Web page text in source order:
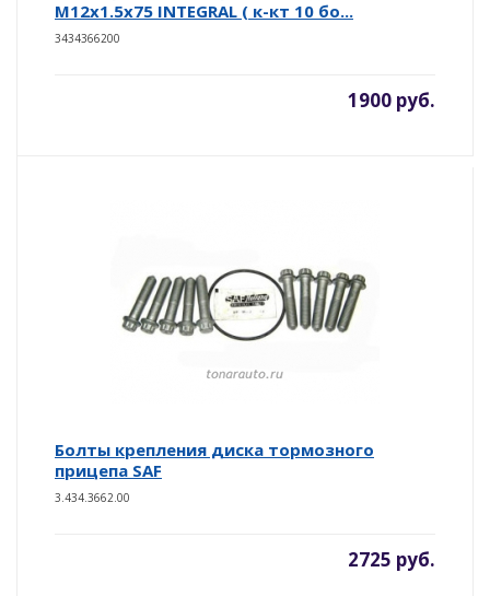
M12x1.5x75 INTEGRAL ( к-кт 10 бо...
3434366200
1900 руб.
Болты крепления диска тормозного
прицепа SAF
3.434.3662.00
2725 руб.